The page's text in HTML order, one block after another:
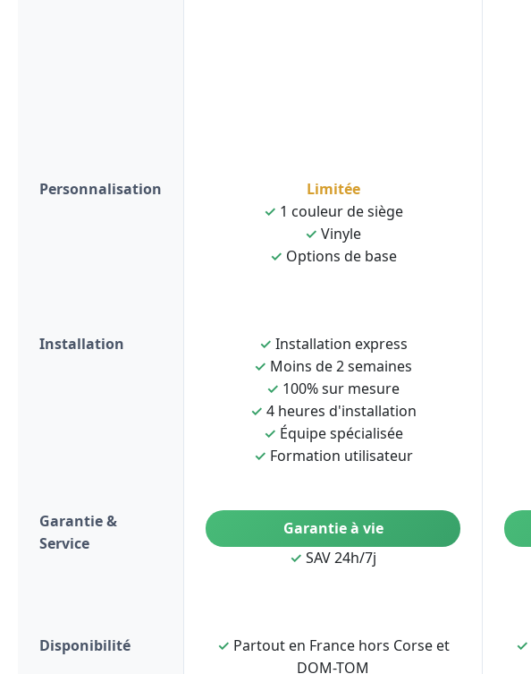
Personnalisation
Limitée
✓ 1 couleur de siège
✓ Vinyle
✓ Options de base
Installation ✓ Installation express
✓ Moins de 2 semaines
✓ 100% sur mesure
✓ 4 heures d'installation
✓ Équipe spécialisée
✓ Formation utilisateur
Garantie &
Service
Garantie à vie
✓ SAV 24h/7j
Disponibilité ✓ Partout en France hors Corse et
DOM-TOM
✓